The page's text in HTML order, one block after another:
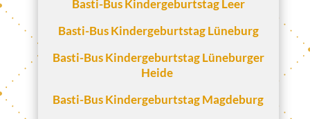
Basti-Bus Kindergeburtstag Leer
Basti-Bus Kindergeburtstag Lüneburg
Basti-Bus Kindergeburtstag Lüneburger
Heide
Basti-Bus Kindergeburtstag Magdeburg